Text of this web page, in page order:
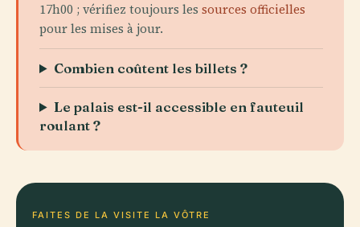
17h00 ; vérifiez toujours les sources officielles
pour les mises à jour.
Combien coûtent les billets ?
Le palais est-il accessible en fauteuil
roulant ?
FAITES DE LA VISITE LA VÔTRE